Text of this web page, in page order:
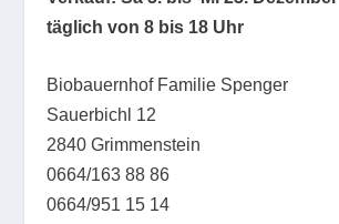
täglich von 8 bis 18 Uhr
Biobauernhof Familie Spenger
Sauerbichl 12
2840 Grimmenstein
0664/163 88 86
0664/951 15 14